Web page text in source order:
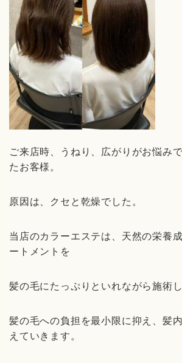
ご来店時、うねり、広がり がお悩み
たお客様。
原因は、クセと乾燥でした。
当店のカラーエステは、天然の栄養
ートメントを
髪の毛にたっぷりといれながら施術
髪の毛への負担を最小限に抑え、髪
えていきます。